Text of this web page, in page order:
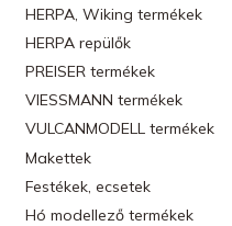
HERPA, Wiking termékek
HERPA repülők
PREISER termékek
VIESSMANN termékek
VULCANMODELL termékek
Makettek
Festékek, ecsetek
Hó modellező termékek